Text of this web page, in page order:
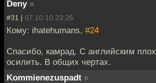
Deny »
#31 | 07.10.10 23:26
Кому: ihatehumans, #24
Спасибо, камрад. С английским
осилить. В общих чертах.
Kommienezuspadt »